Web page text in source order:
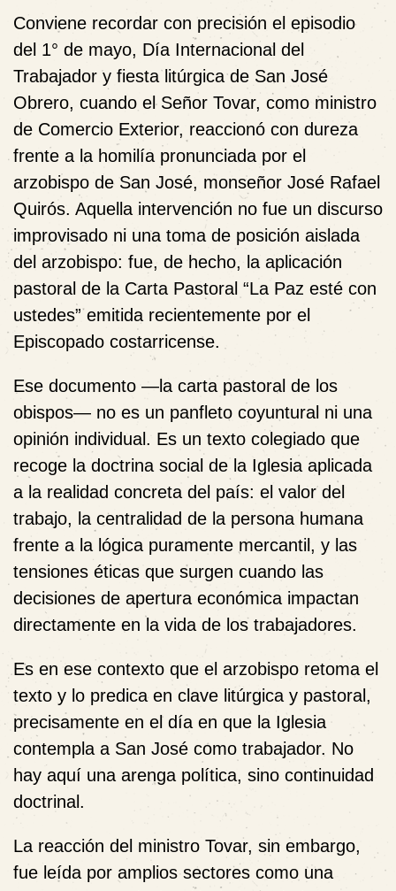
Conviene recordar con precisión el episodio
del 1° de mayo, Día Internacional del
Trabajador y fiesta litúrgica de San José
Obrero, cuando el Señor Tovar, como ministro
de Comercio Exterior, reaccionó con dureza
frente a la homilía pronunciada por el
arzobispo de San José, monseñor José Rafael
Quirós. Aquella intervención no fue un discurso
improvisado ni una toma de posición aislada
del arzobispo: fue, de hecho, la aplicación
pastoral de la Carta Pastoral “La Paz esté con
ustedes” emitida recientemente por el
Episcopado costarricense.
Ese documento —la carta pastoral de los
obispos— no es un panfleto coyuntural ni una
opinión individual. Es un texto colegiado que
recoge la doctrina social de la Iglesia aplicada
a la realidad concreta del país: el valor del
trabajo, la centralidad de la persona humana
frente a la lógica puramente mercantil, y las
tensiones éticas que surgen cuando las
decisiones de apertura económica impactan
directamente en la vida de los trabajadores.
Es en ese contexto que el arzobispo retoma el
texto y lo predica en clave litúrgica y pastoral,
precisamente en el día en que la Iglesia
contempla a San José como trabajador. No
hay aquí una arenga política, sino continuidad
doctrinal.
La reacción del ministro Tovar, sin embargo,
fue leída por amplios sectores como una